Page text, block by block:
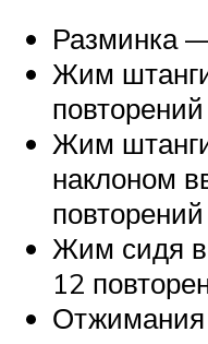
Разминка
Жим
повторений
Жим
наклоном
повторений
Жим сидя в
12
Отжимания